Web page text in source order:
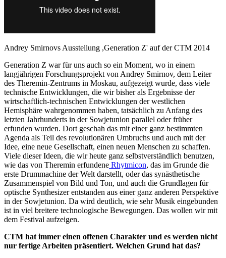
Andrey Smirnovs Ausstellung ,Generation Z' auf der CTM 2014
Generation Z war für uns auch so ein Moment, wo in einem
langjährigen Forschungsprojekt von Andrey Smirnov, dem Leiter
des Therеmin-Zentrums in Moskau, aufgezeigt wurde, dass viele
technische Entwicklungen, die wir bisher als Ergebnisse der
wirtschaftlich-technischen Entwicklungen der westlichen
Hemisphäre wahrgenommen haben, tatsächlich zu Anfang des
letzten Jahrhunderts in der Sowjetunion parallel oder früher
erfunden wurden. Dort geschah das mit einer ganz bestimmten
Agenda als Teil des revolutionären Umbruchs und auch mit der
Idee, eine neue Gesellschaft, einen neuen Menschen zu schaffen.
Viele dieser Ideen, die wir heute ganz selbstverständlich benutzen,
wie das von Theremin erfundene Rhytmicon, das im Grunde die
erste Drummachine der Welt darstellt, oder das synästhetische
Zusammenspiel von Bild und Ton, und auch die Grundlagen für
optische Synthesizer entstanden aus einer ganz anderen Perspektive
in der Sowjetunion. Da wird deutlich, wie sehr Musik eingebunden
ist in viel breitere technologische Bewegungen. Das wollen wir mit
dem Festival aufzeigen.
CTM hat immer einen offenen Charakter und es werden nicht
nur fertige Arbeiten präsentiert. Welchen Grund hat das?